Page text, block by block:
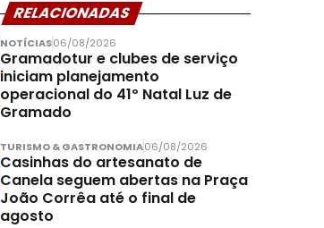
RELACIONADAS
NOTÍCIAS06/08/2026
Gramadotur e clubes de serviço
iniciam planejamento
operacional do 41º Natal Luz de
Gramado
TURISMO & GASTRONOMIA06/08/2026
Casinhas do artesanato de
Canela seguem abertas na Praça
João Corrêa até o final de
agosto